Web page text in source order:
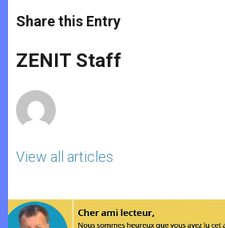
t
s
p
p
s
e
g
e
e
b
o
k
Share this Entry
ZENIT Staff
View all articles